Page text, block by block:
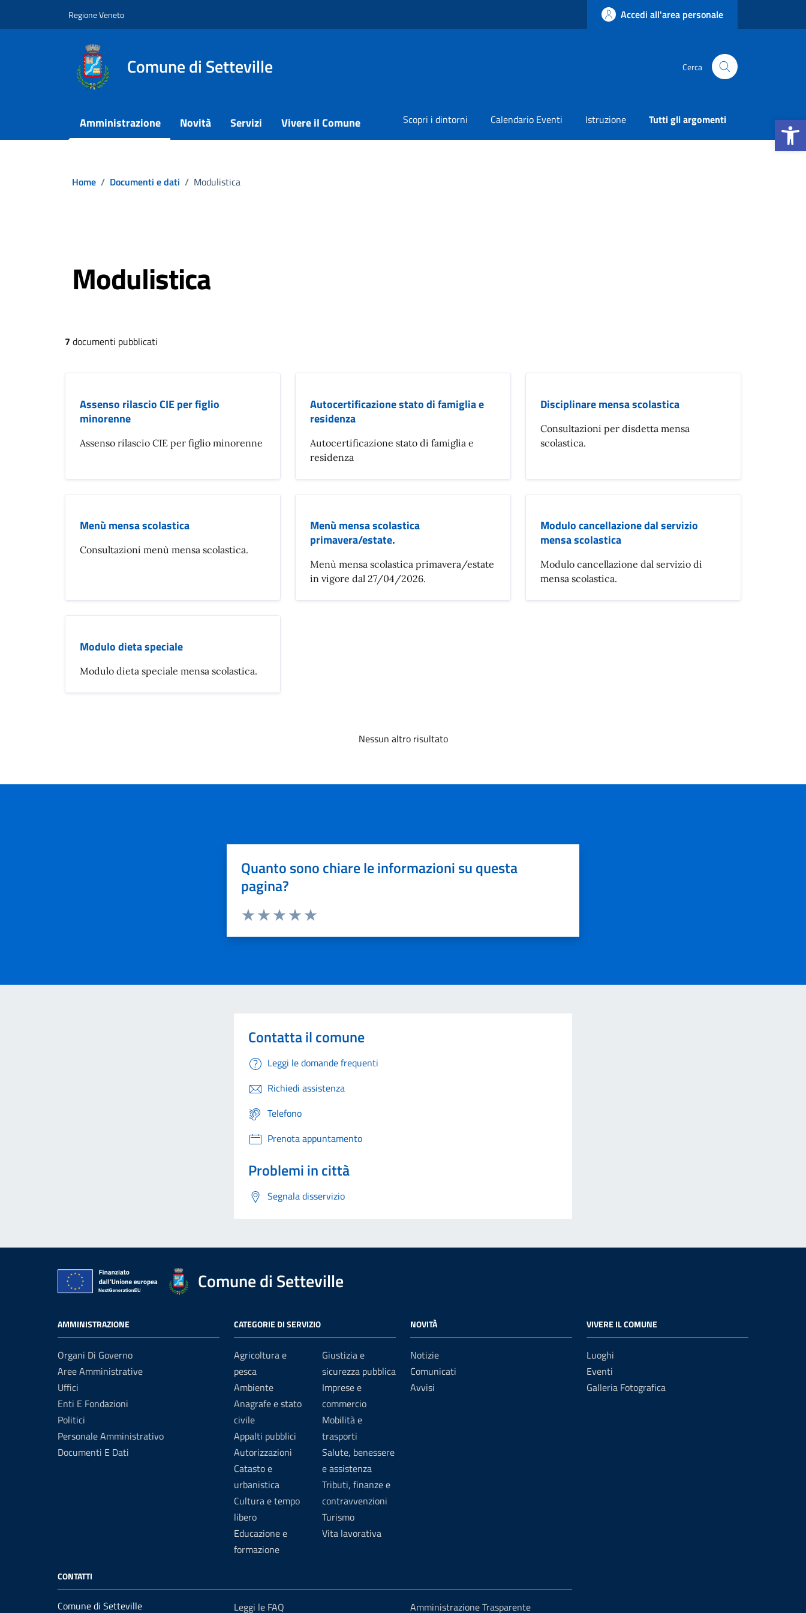
Apri la
Regione Veneto Accedi all'area personale
Comune di Setteville Cerca
Amministrazione Novità Servizi Vivere il Comune Scopri i dintorni Calendario Eventi Istruzione Tutti gli argomenti
Home / Documenti e dati / Modulistica
Modulistica
7 documenti pubblicati
Assenso rilascio CIE per figlio
minorenne
Assenso rilascio CIE per figlio minorenne
Autocertificazione stato di famiglia e
residenza
Autocertificazione stato di famiglia e
residenza
Disciplinare mensa scolastica
Consultazioni per disdetta mensa
scolastica.
Menù mensa scolastica
Consultazioni menù mensa scolastica.
Menù mensa scolastica
primavera/estate.
Menù mensa scolastica primavera/estate
in vigore dal 27/04/2026.
Modulo cancellazione dal servizio
mensa scolastica
Modulo cancellazione dal servizio di
mensa scolastica.
Modulo dieta speciale
Modulo dieta speciale mensa scolastica.
Nessun altro risultato
Quanto sono chiare le informazioni su questa
pagina?
Contatta il comune
Leggi le domande frequenti
Richiedi assistenza
Telefono
Prenota appuntamento
Problemi in città
Segnala disservizio
Comune di Setteville
AMMINISTRAZIONE
Organi Di Governo
Aree Amministrative
Uffici
Enti E Fondazioni
Politici
Personale Amministrativo
Documenti E Dati
CATEGORIE DI SERVIZIO
Agricoltura e
pesca
Ambiente
Anagrafe e stato
civile
Appalti pubblici
Autorizzazioni
Catasto e
urbanistica
Cultura e tempo
libero
Educazione e
formazione
Giustizia e
sicurezza pubblica
Imprese e
commercio
Mobilità e
trasporti
Salute, benessere
e assistenza
Tributi, finanze e
contravvenzioni
Turismo
Vita lavorativa
NOVITÀ
Notizie
Comunicati
Avvisi
VIVERE IL COMUNE
Luoghi
Eventi
Galleria Fotografica
CONTATTI
Comune di Setteville Leggi le FAQ Amministrazione Trasparente